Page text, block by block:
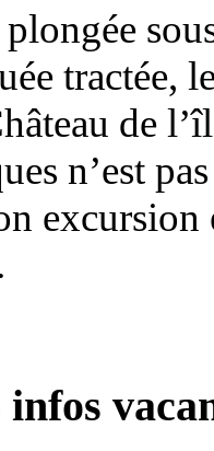
tractée,
de
n’est